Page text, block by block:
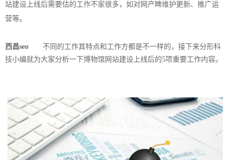
站建设上线后需要估的工作不家很多，如对网产睥维护更新、推广运
营等。
西昌seo 不同的工作其特点和工作方都是不一样的，接下来分形科
技小编就为大家分析一下博物馆网站建设上线后的5项重要工作内容。